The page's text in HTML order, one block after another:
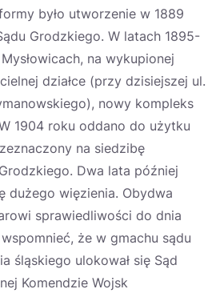
było utworzenie w 1889
Grodzkiego. W latach 1895-
na wykupionej
działce (przy dzisiejszej ul.
nowy kompleks
1904 roku oddano do użytku
na siedzibę
Dwa lata później
dużego więzienia. Obydwa
sprawiedliwości do dnia
że w gmachu sądu
śląskiego ulokował się Sąd
Komendzie Wojsk